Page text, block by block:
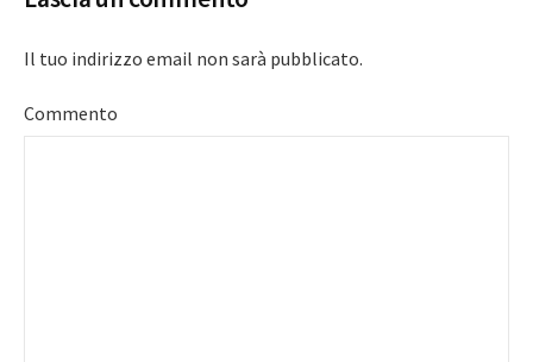
Il tuo indirizzo email non sarà pubblicato.
Commento